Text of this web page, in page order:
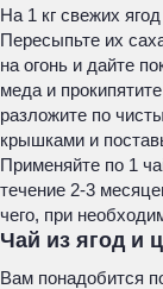
На 1 кг свежих
Пересыпьте их
на огонь и дайте
меда и
разложите по
крышками и
Применяйте по 1
течение 2-3
чего, при
Чай из ягод и
Вам понадобится